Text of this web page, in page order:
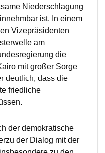
Niederschlagung
ist. In einem
Vizepräsidenten
am
die
mit großer Sorge
deutlich, dass die
friedliche
der demokratische
der Dialog mit der